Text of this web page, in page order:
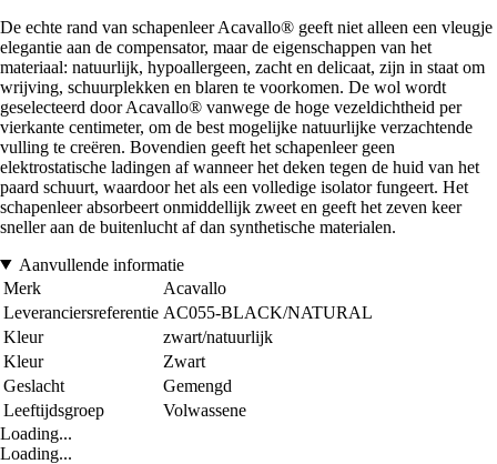
De echte rand van schapenleer Acavallo® geeft niet alleen een vleugje
elegantie aan de compensator, maar de eigenschappen van het
materiaal: natuurlijk, hypoallergeen, zacht en delicaat, zijn in staat om
wrijving, schuurplekken en blaren te voorkomen. De wol wordt
geselecteerd door Acavallo® vanwege de hoge vezeldichtheid per
vierkante centimeter, om de best mogelijke natuurlijke verzachtende
vulling te creëren. Bovendien geeft het schapenleer geen
elektrostatische ladingen af wanneer het deken tegen de huid van het
paard schuurt, waardoor het als een volledige isolator fungeert. Het
schapenleer absorbeert onmiddellijk zweet en geeft het zeven keer
sneller aan de buitenlucht af dan synthetische materialen.
Aanvullende informatie
Merk
Acavallo
Leveranciersreferentie AC055-BLACK/NATURAL
Kleur
zwart/natuurlijk
Kleur
Zwart
Geslacht
Gemengd
Leeftijdsgroep
Volwassene
Loading...
Loading...